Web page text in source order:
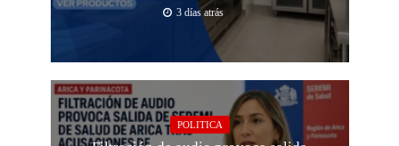
3 días atrás
POLITICA